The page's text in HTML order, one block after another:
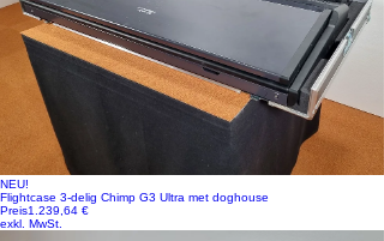
NEU!
Flightcase 3-delig Chimp G3 Ultra met doghouse
Preis1.239,64 €
exkl. MwSt.